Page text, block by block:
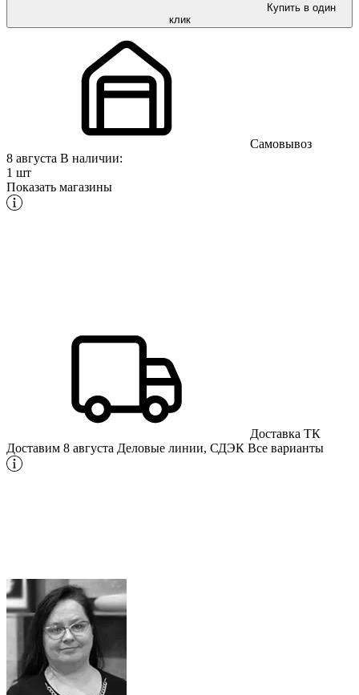
Купить в один
клик
Самовывоз
8 августа В наличии:
1 шт
Показать магазины
Доставка ТК
Доставим 8 августа Деловые линии, СДЭК Все варианты